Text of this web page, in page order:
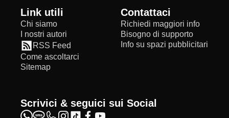
Link utili
Chi siamo
I nostri autori
RSS Feed
Come ascoltarci
Sitemap
Contattaci
Richiedi maggiori info
Bisogno di supporto
Info su spazi pubblicitari
Scrivici & seguici sui Social